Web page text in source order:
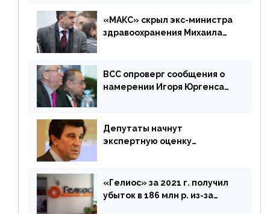
«МАКС» скрыл экс-министра
здравоохранения Михаила
ВСС опроверг сообщения о
намерении Игоря Юргенса
Депутаты начнут
экспертную оценку
«Гелиос» за 2021 г. получил
убыток в 186 млн р. из-за